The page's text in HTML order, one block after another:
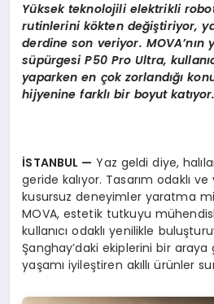
Yüksek teknolojili elektrikli
rutinlerini kökten değiştiriyor,
derdine son veriyor. MOVA’nın
süpürgesi P50 Pro Ultra, kullanı
yaparken en çok zorlandığı
hijyenine farklıbir boyut katıyor.
İSTANBUL — Yaz geldi diye,
geride kalıyor. Tasarım odaklı
kusursuz deneyimler yaratma
MOVA, estetik tutkuyu
kullanıcı odaklı yenilikle
Şanghay’daki ekiplerini bir
yaşamı iyileştiren akıllı ürünler